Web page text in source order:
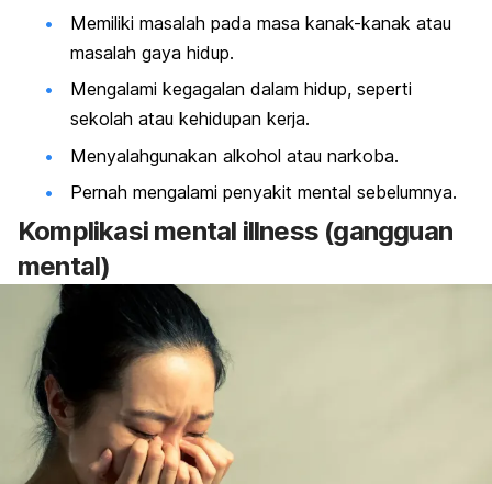
Memiliki masalah pada masa kanak-kanak atau
masalah gaya hidup.
Mengalami kegagalan dalam hidup, seperti
sekolah atau kehidupan kerja.
Menyalahgunakan alkohol atau narkoba.
Pernah mengalami penyakit mental sebelumnya.
Komplikasi mental illness (gangguan
mental)